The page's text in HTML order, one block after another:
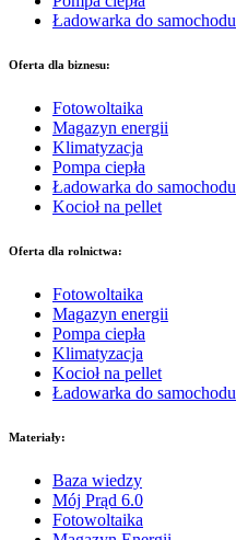
Ładowarka do samochodu
Oferta dla biznesu:
Fotowoltaika
Magazyn energii
Klimatyzacja
Pompa ciepła
Ładowarka do samochodu
Kocioł na pellet
Oferta dla rolnictwa:
Fotowoltaika
Magazyn energii
Pompa ciepła
Klimatyzacja
Kocioł na pellet
Ładowarka do samochodu
Materiały:
Baza wiedzy
Mój Prąd 6.0
Fotowoltaika